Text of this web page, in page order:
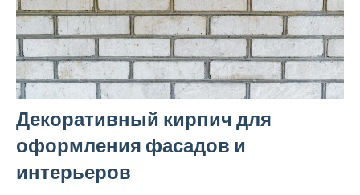
Декоративный кирпич для
оформления фасадов и
интерьеров